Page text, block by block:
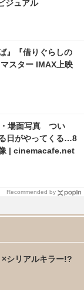
ジュアル
』『借りぐらしの
スター IMAX上映
・場面写真 つい
日がやってくる…8
| cinemacafe.net
Recommended by
シリアルキラー!?